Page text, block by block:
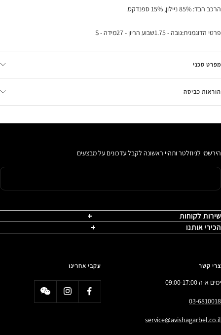
הרכב הבד: 85% ניילון, 15% ספנדקס.
פרטי הדוגמנית:גובה - 1.75שבוע הריון - 27מידה - S
מפרט טכני
הוראות כביסה
הירשמי לניוזלטר ותהיי ראשונה לקבל עדכונים על מבצעים
שירות לקוחות
הכירי אותנו
צרי קשר
ימים א-ה 09:00-17:00
03-6810018
service@avishagarbel.co.il
עקבי אחרינו